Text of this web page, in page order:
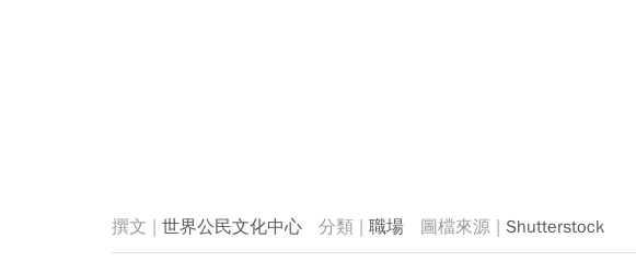
世界公民文化中心 職場 Shutterstock